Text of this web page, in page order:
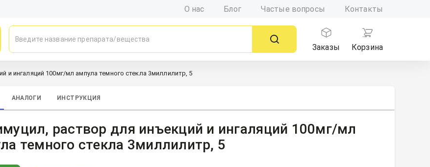
О нас Блог Частые вопросы Контакты
Заказы
Корзина
и ингаляций 100мг/мл ампула темного стекла 3миллилитр, 5
АНАЛОГИ ИНСТРУКЦИЯ
раствор для инъекций и ингаляций 100мг/мл
темного стекла 3миллилитр, 5